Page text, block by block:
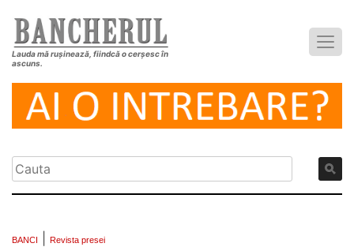
Lauda mă rușinează, fiindcă o cerșesc în
ascuns.
BANCI Revista presei